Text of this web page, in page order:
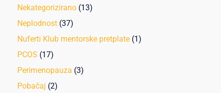
Nekategorizirano (13)
Neplodnost (37)
Nuferti Klub mentorske pretplate (1)
PCOS (17)
Perimenopauza (3)
Pobačaj (2)